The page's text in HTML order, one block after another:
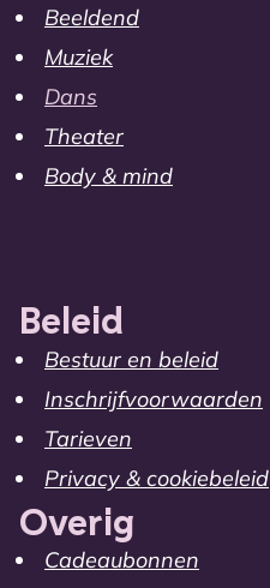
Beeldend
Muziek
Dans
Theater
Body & mind
Beleid
Bestuur en beleid
Inschrijfvoorwaarden
Tarieven
Privacy & cookiebeleid
Overig
Cadeaubonnen